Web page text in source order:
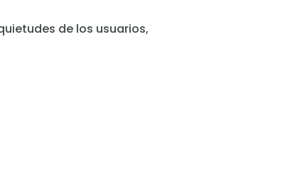
de los usuarios,